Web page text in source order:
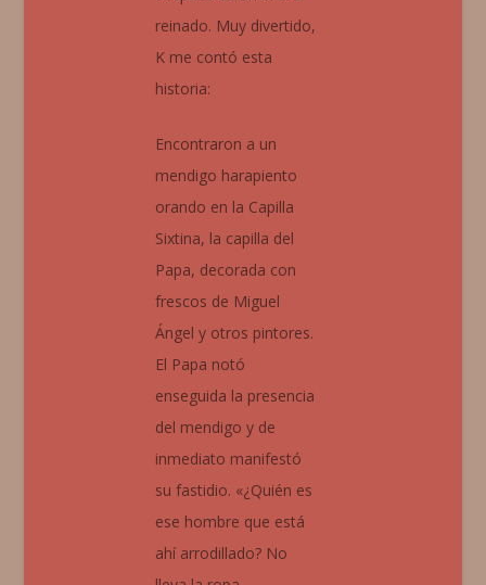
reinado. Muy divertido,
K me contó esta
historia:
Encontraron a un
mendigo harapiento
orando en la Capilla
Sixtina, la capilla del
Papa, decorada con
frescos de Miguel
Ángel y otros pintores.
El Papa notó
enseguida la presencia
del mendigo y de
inmediato manifestó
su fastidio. «¿Quién es
ese hombre que está
ahí arrodillado? No